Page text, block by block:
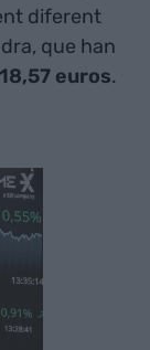
diferent
que han
18,57 euros.